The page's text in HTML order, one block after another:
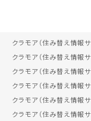
クラモア（住み替え情報サ
クラモア（住み替え情報サ
クラモア（住み替え情報サ
クラモア（住み替え情報サ
クラモア（住み替え情報サ
クラモア（住み替え情報サ